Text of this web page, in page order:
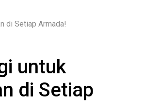
di Setiap Armada!
untuk
di Setiap